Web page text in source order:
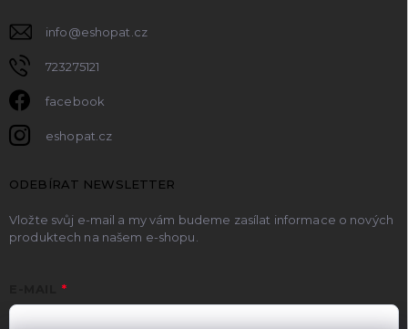
info@eshopat.cz
723275121
facebook
eshopat.cz
ODEBÍRAT NEWSLETTER
Vložte svůj e-mail a my vám budeme zasílat informace o nových
produktech na našem e-shopu.